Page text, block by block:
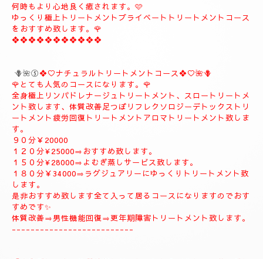
🪻🌹④プライベートトリートメントコース🪻🌹
こちらのコースもとても人気の高いおすすめコースになります。
よむぎ蒸し30分お体のデトックスを流します、お体が温まりま
沢全身極上トリートメント致します、スローにゆっくりトリート
メント致します、オイルたっぷりトリートメント致します、リフ
レクソロジー、デトックストリートメント致します、疲労回復ト
リートメント致します。
９０分¥25000⇒¥22000
１２０分¥30000⇒¥27000
１５０分¥35000⇒¥32000
🩷何時もよりゆっくりオイルたっぷりトリートメント致します、
何時もより心地良く癒されます。🩷
ゆっくり極上トリートメントプライベートトリートメントコース
をおすすめ致します。🌹
❖❖❖❖❖❖❖❖❖❖❖
🪻🌺⑤❖♡ナチュラルトリートメントコース❖♡🌺🪻